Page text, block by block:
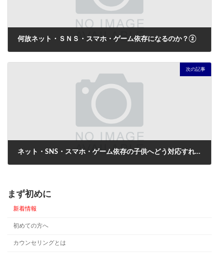
何故ネット・ＳＮＳ・スマホ・ゲーム依存になるのか？②
次の記事
ネット・SNS・スマホ・ゲーム依存の子供へどう対応すれば良いか？
まず初めに
新着情報
初めての方へ
カウンセリングとは